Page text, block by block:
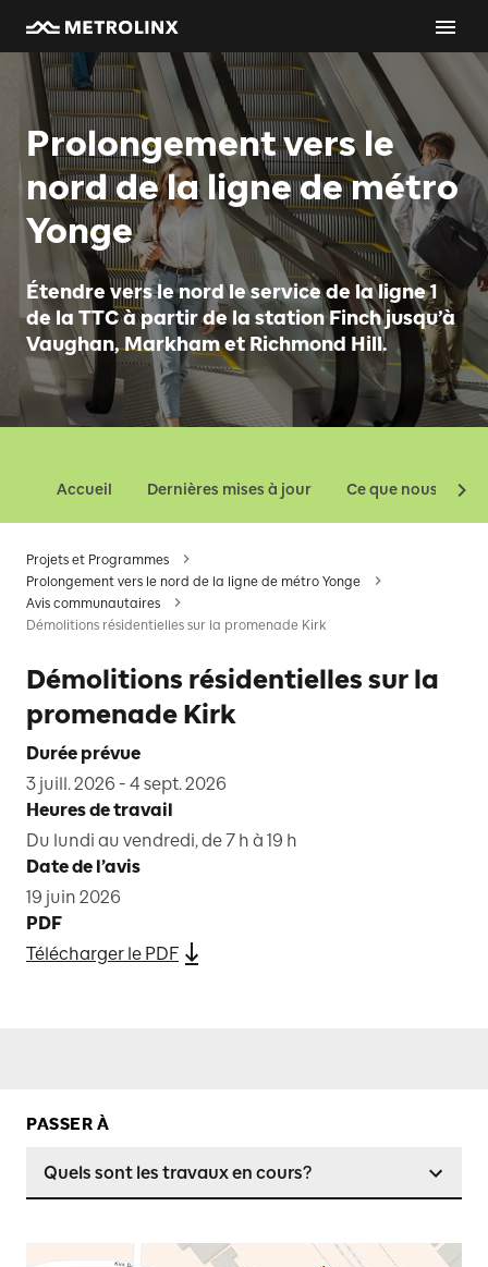
Prolongement vers le
nord de la ligne de métro
Yonge
Étendre vers le nord le service de la ligne 1
de la TTC à partir de la station Finch jusqu’à
Vaughan, Markham et Richmond Hill.
Accueil Dernières mises à jour Ce que nous
Projets et Programmes
Prolongement vers le nord de la ligne de métro Yonge
Avis communautaires
Démolitions résidentielles sur la promenade Kirk
Démolitions résidentielles sur la
promenade Kirk
Durée prévue
3 juill. 2026 - 4 sept. 2026
Heures de travail
Du lundi au vendredi, de 7 h à 19 h
Date de l’avis
19 juin 2026
PDF
Télécharger le PDF
PASSER À
Quels sont les travaux en cours?